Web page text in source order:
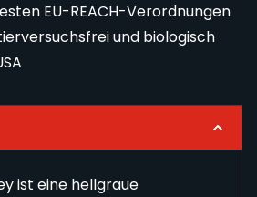
EU-REACH-Verordnungen
und biologisch
ist eine hellgraue